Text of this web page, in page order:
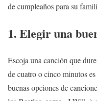
de cumpleaños para su
1. Elegir una
Escoja una canción que
de cuatro o cinco minutos
buenas opciones de